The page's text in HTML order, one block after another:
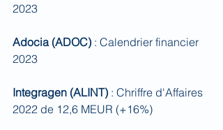
2023
Adocia (ADOC) : Calendrier financier
2023
Integragen (ALINT) : Chriffre d'Affaires
2022 de 12,6 MEUR (+16%)